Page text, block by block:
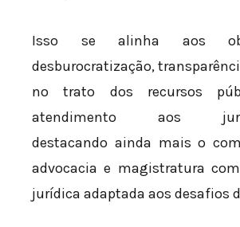
Isso se alinha aos
desburocratização,
no trato dos recursos
atendimento aos
destacando ainda mais o
advocacia e magistratura
jurídica adaptada aos desafios